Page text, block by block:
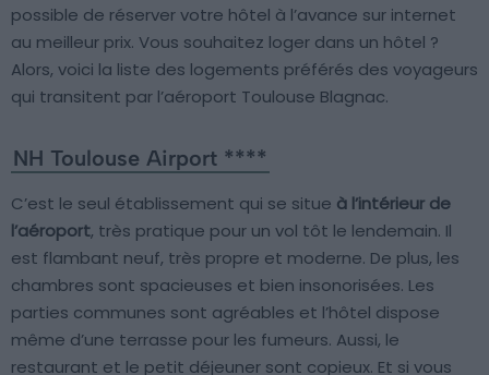
possible de réserver votre hôtel à l’avance sur internet
au meilleur prix. Vous souhaitez loger dans un hôtel ?
Alors, voici la liste des logements préférés des voyageurs
qui transitent par l’aéroport Toulouse Blagnac.
NH Toulouse Airport ****
C’est le seul établissement qui se situe à l’intérieur de
l’aéroport, très pratique pour un vol tôt le lendemain. Il
est flambant neuf, très propre et moderne. De plus, les
chambres sont spacieuses et bien insonorisées. Les
parties communes sont agréables et l’hôtel dispose
même d’une terrasse pour les fumeurs. Aussi, le
restaurant et le petit déjeuner sont copieux. Et si vous